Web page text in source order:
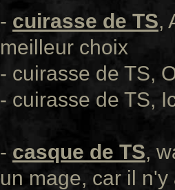
- cuirasse de TS,
meilleur choix
- cuirasse de TS,
- cuirasse de TS,
- casque de TS,
un mage, car il